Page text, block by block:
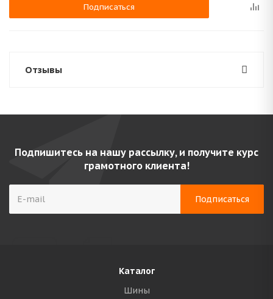
Подписаться
Отзывы
Подпишитесь на нашу рассылку, и получите курс
грамотного клиента!
Каталог
Шины